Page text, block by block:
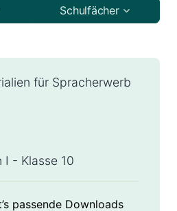
für Spracherwerb
I - Klasse 10
passende Downloads
Schulfächer